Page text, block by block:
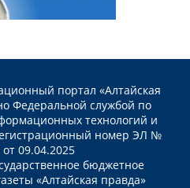
портал «Алтайская
Федеральной службой по
технологий и
номер ЭЛ №
09.04.2025
бюджетное
«Алтайская правда»